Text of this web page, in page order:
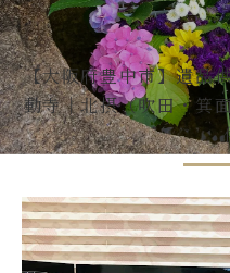
祈願
先祖供養
年中行事
仏像彫刻
人形供養
納経・ご朱印
人形供養
【大阪府豊中市】遺品
動寺｜北摂（吹田・箕